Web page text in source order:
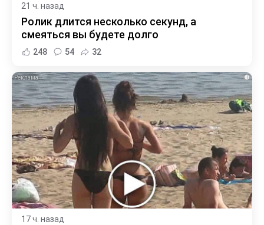
21 ч. назад
Ролик длится несколько секунд, а
смеяться вы будете долго
248 54 32
i
17 ч. назад